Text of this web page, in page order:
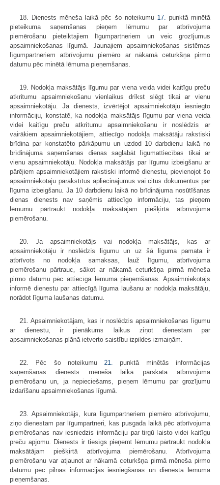
18. Dienests mēneša laikā pēc šo noteikumu 17. punktā minētā
pieteikuma saņemšanas pieņem lēmumu par atbrīvojuma
piemērošanu pieteiktajiem līgumpartneriem un veic grozījumus
apsaimniekošanas līgumā. Jaunajiem apsaimniekošanas sistēmas
līgumpartneriem atbrīvojumu piemēro ar nākamā ceturkšņa pirmo
datumu pēc minētā lēmuma pieņemšanas.
19. Nodokļa maksātājs līgumu par viena veida videi kaitīgu preču
atkritumu apsaimniekošanu vienlaikus drīkst slēgt tikai ar vienu
apsaimniekotāju. Ja dienests, izvērtējot apsaimniekotāju iesniegto
informāciju, konstatē, ka nodokļa maksātājs līgumu par viena veida
videi kaitīgu preču atkritumu apsaimniekošanu ir noslēdzis ar
vairākiem apsaimniekotājiem, attiecīgo nodokļa maksātāju rakstiski
brīdina par konstatēto pārkāpumu un uzdod 10 darbdienu laikā no
brīdinājuma saņemšanas dienas saglabāt līgumattiecības tikai ar
vienu apsaimniekotāju. Nodokļa maksātājs par līgumu izbeigšanu ar
pārējiem apsaimniekotājiem rakstiski informē dienestu, pievienojot šo
apsaimniekotāju parakstītus apliecinājumus vai citus dokumentus par
līguma izbeigšanu. Ja 10 darbdienu laikā no brīdinājuma nosūtīšanas
dienas dienests nav saņēmis attiecīgo informāciju, tas pieņem
lēmumu pārtraukt nodokļa maksātājam piešķirtā atbrīvojuma
piemērošanu.
20. Ja apsaimniekotājs vai nodokļa maksātājs, kas ar
apsaimniekotāju ir noslēdzis līgumu un uz šā līguma pamata ir
atbrīvots no nodokļa samaksas, lauž līgumu, atbrīvojuma
piemērošanu pārtrauc, sākot ar nākamā ceturkšņa pirmā mēneša
pirmo datumu pēc attiecīga lēmuma pieņemšanas. Apsaimniekotājs
informē dienestu par attiecīgā līguma laušanu ar nodokļa maksātāju,
norādot līguma laušanas datumu.
21. Apsaimniekotājam, kas ir noslēdzis apsaimniekošanas līgumu
ar dienestu, ir pienākums laikus ziņot dienestam par
apsaimniekošanas plānā ietverto saistību izpildes izmaiņām.
22. Pēc šo noteikumu21. punktā minētās informācijas
saņemšanas dienests mēneša laikā pārskata atbrīvojuma
piemērošanu un, ja nepieciešams, pieņem lēmumu par grozījumu
izdarīšanu apsaimniekošanas līgumā.
23. Apsaimniekotājs, kura līgumpartneriem piemēro atbrīvojumu,
ziņo dienestam par līgumpartneri, kas pusgada laikā pēc atbrīvojuma
piemērošanas nav iesniedzis informāciju par tirgū laisto videi kaitīgu
preču apjomu. Dienests ir tiesīgs pieņemt lēmumu pārtraukt nodokļa
maksātājam piešķirtā atbrīvojuma piemērošanu. Atbrīvojuma
piemērošanu var atjaunot ar nākamā ceturkšņa pirmā mēneša pirmo
datumu pēc pilnas informācijas iesniegšanas un dienesta lēmuma
pieņemšanas.